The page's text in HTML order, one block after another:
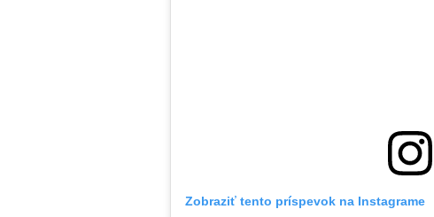
Zobraziť tento príspevok na Instagrame